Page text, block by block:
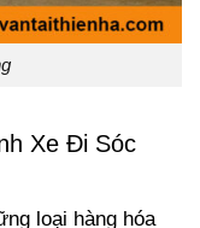
Xe Đi Sóc
loại hàng hóa